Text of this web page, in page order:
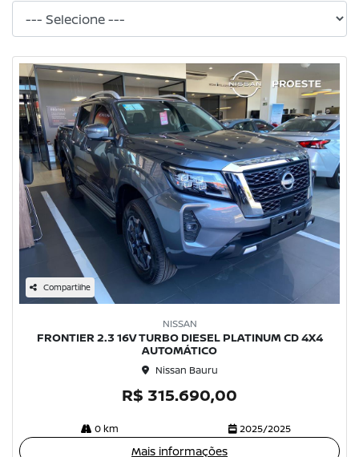
Compartilhe
NISSAN
FRONTIER 2.3 16V TURBO DIESEL PLATINUM CD 4X4
AUTOMÁTICO
Nissan Bauru
R$ 315.690,00
0 km 2025/2025
Mais informações